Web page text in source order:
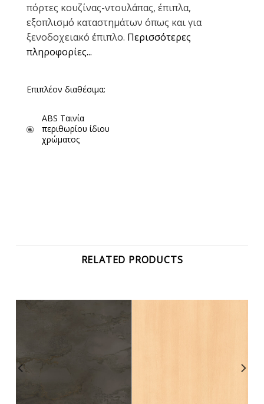
πόρτες κουζίνας-ντουλάπας, έπιπλα,
εξοπλισμό καταστημάτων όπως και για
ξενοδοχειακό έπιπλο. Περισσότερες
πληροφορίες...
Επιπλέον διαθέσιμα:
ABS Ταινία
περιθωρίου ίδιου
χρώματος
RELATED PRODUCTS